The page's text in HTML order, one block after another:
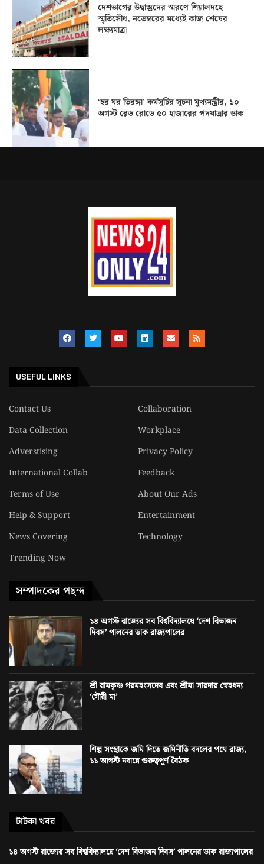
দেশভাগের উদ্বাস্তুদের স্মরণে শিয়ালদহে
স্মৃতিসৌধ, নভেম্বরের মধ্যেই কাজ শেষের
লক্ষ্যমাত্রা
‘হর ঘর তিরঙ্গা’ কর্মসূচির সূচনা মুখ্যমন্ত্রীর, ১০
অগস্ট রেড রোডে ৫০ হাজারের পদযাত্রার ডাক
USEFUL LINKS
Contact Us
Collaboration
Data Collection
Workplace
Adverstising
Privacy Policy
International Collab
Feedback
Terms of Use
About Our Ads
Help & Support
Entertainment
News Covering
Technology
Trending Now
সম্পাদকের পছন্দ
১৪ অগস্ট রাজ্যের সব বিশ্ববিদ্যালয়ে ‘দেশ বিভাজন
দিবস’ পালনের ডাক রাজ্যপালের
শ্রী রামকৃষ্ণ পরমহংসদেব এবং শ্রীমা সারদার স্নেহধন্য
‘গৌরী মা’
শিল্প সংস্থাকে জমি দিতে জমিনীতি বদলের পথে রাজ্য,
১১ আগস্ট নবান্নে গুরুত্বপূর্ণ বৈঠক
টাটকা খবর
১৪ অগস্ট রাজ্যের সব বিশ্ববিদ্যালয়ে ‘দেশ বিভাজন দিবস’ পালনের ডাক রাজ্যপালের